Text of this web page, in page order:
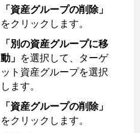
「資産グループの削除」
をクリックします。
「別の資産グループに移
動」 を選択して、ターゲ
ット資産グループを選択
します。
「資産グループの削除」
をクリックします。